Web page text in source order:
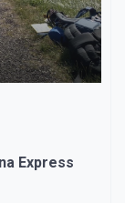
Express